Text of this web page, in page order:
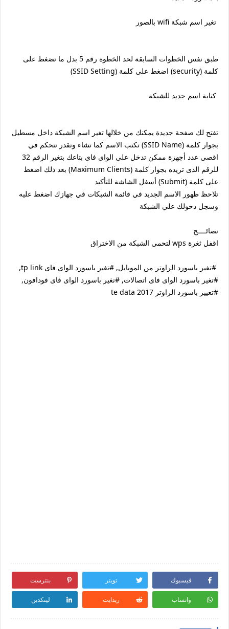
تغير اسم شبكة wifi بالصور
طبق نفس الخطوات السابقة لحد الخطوة رقم 5 بدل ما تضغط على
كلمة (security) اضغط على كلمة (SSID Setting)
كتابة اسم جديد للشبكة
تفتح لك صفحة جديدة يمكنك من خلالها تغير اسم الشبكة داخل مسطيل
بجوار كلمة (SSID Name) تكتب الاسم كما تشاء وتقدر تتحكم في
اقصي عدد أجهزة ممكن تدخل على الواى فاى بتاعك بتغير الرقم 32
للرقم الذى تريده بجوار كلمة (Maximum Clients) بعد ذلك اضغط
على كلمة (Submit) أسفل الشاشة للتأكيد
تلاحظ ظهور الاسم الجديد في قائمة الشبكات في جهازك اضغط عليه
وسجل دخولك علي الشبكة
نصائــــح
اقفل ثغرة wps لتحمي الشبكة من الاختراق
#تغير باسورد الراوتر من الموبايل, #تغير باسورد الواى فاى tp link,
#تغير باسورد الواى فاى اتصالات, #تغير باسورد الواى فاى فودافون,
#تغيير باسورد الراوتر te data 2017
فيسبوك تويتر بنترست
واتساب ريدايت لينكدين